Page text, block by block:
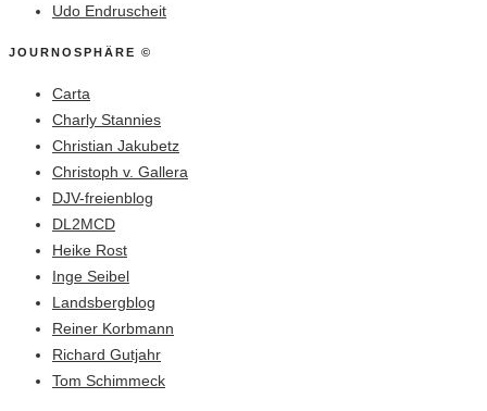
Udo Endruscheit
JOURNOSPHÄRE ©
Carta
Charly Stannies
Christian Jakubetz
Christoph v. Gallera
DJV-freienblog
DL2MCD
Heike Rost
Inge Seibel
Landsbergblog
Reiner Korbmann
Richard Gutjahr
Tom Schimmeck